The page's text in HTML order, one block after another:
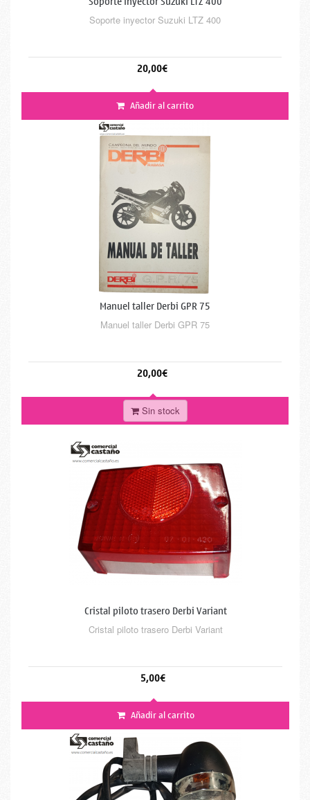
Soporte inyector Suzuki LTZ 400
20,00€
Añadir al carrito
Manuel taller Derbi GPR 75
Manuel taller Derbi GPR 75
20,00€
Sin stock
Cristal piloto trasero Derbi Variant
Cristal piloto trasero Derbi Variant
5,00€
Añadir al carrito